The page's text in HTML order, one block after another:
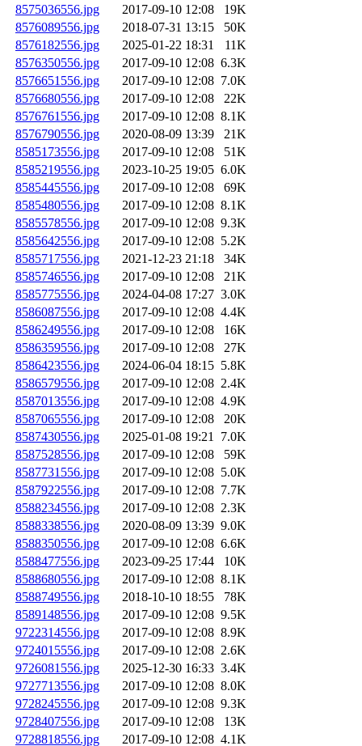
8575036556.jpg
2017-09-10 12:08
19K
8576089556.jpg
2018-07-31 13:15
50K
8576182556.jpg
2025-01-22 18:31
11K
8576350556.jpg
2017-09-10 12:08 6.3K
8576651556.jpg
2017-09-10 12:08 7.0K
8576680556.jpg
2017-09-10 12:08
22K
8576761556.jpg
2017-09-10 12:08 8.1K
8576790556.jpg
2020-08-09 13:39
21K
8585173556.jpg
2017-09-10 12:08
51K
8585219556.jpg
2023-10-25 19:05 6.0K
8585445556.jpg
2017-09-10 12:08
69K
8585480556.jpg
2017-09-10 12:08 8.1K
8585578556.jpg
2017-09-10 12:08 9.3K
8585642556.jpg
2017-09-10 12:08 5.2K
8585717556.jpg
2021-12-23 21:18
34K
8585746556.jpg
2017-09-10 12:08
21K
8585775556.jpg
2024-04-08 17:27 3.0K
8586087556.jpg
2017-09-10 12:08 4.4K
8586249556.jpg
2017-09-10 12:08
16K
8586359556.jpg
2017-09-10 12:08
27K
8586423556.jpg
2024-06-04 18:15 5.8K
8586579556.jpg
2017-09-10 12:08 2.4K
8587013556.jpg
2017-09-10 12:08 4.9K
8587065556.jpg
2017-09-10 12:08
20K
8587430556.jpg
2025-01-08 19:21 7.0K
8587528556.jpg
2017-09-10 12:08
59K
8587731556.jpg
2017-09-10 12:08 5.0K
8587922556.jpg
2017-09-10 12:08 7.7K
8588234556.jpg
2017-09-10 12:08 2.3K
8588338556.jpg
2020-08-09 13:39 9.0K
8588350556.jpg
2017-09-10 12:08 6.6K
8588477556.jpg
2023-09-25 17:44
10K
8588680556.jpg
2017-09-10 12:08 8.1K
8588749556.jpg
2018-10-10 18:55
78K
8589148556.jpg
2017-09-10 12:08 9.5K
9722314556.jpg
2017-09-10 12:08 8.9K
9724015556.jpg
2017-09-10 12:08 2.6K
9726081556.jpg
2025-12-30 16:33 3.4K
9727713556.jpg
2017-09-10 12:08 8.0K
9728245556.jpg
2017-09-10 12:08 9.3K
9728407556.jpg
2017-09-10 12:08
13K
9728818556.jpg
2017-09-10 12:08 4.1K